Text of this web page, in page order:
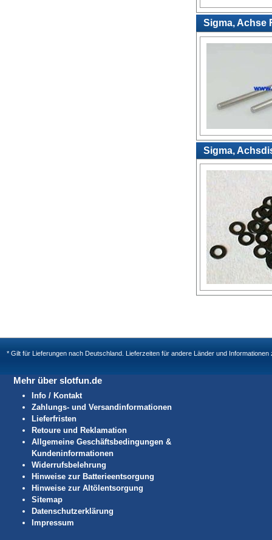
Sigma, Achse
Sigma,
* Gilt für Lieferungen nach Deutschland. Lieferzeiten für andere Länder und
Mehr über slotfun.de
Info / Kontakt
Zahlungs- und Versandinformationen
Lieferfristen
Retoure und Reklamation
Allgemeine Geschäftsbedingungen &
Kundeninformationen
Widerrufsbelehrung
Hinweise zur Batterieentsorgung
Hinweise zur Altölentsorgung
Sitemap
Datenschutzerklärung
Impressum